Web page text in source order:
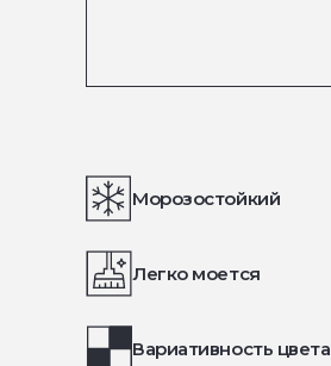
Морозостойкий
Легко моется
Вариативность цвета